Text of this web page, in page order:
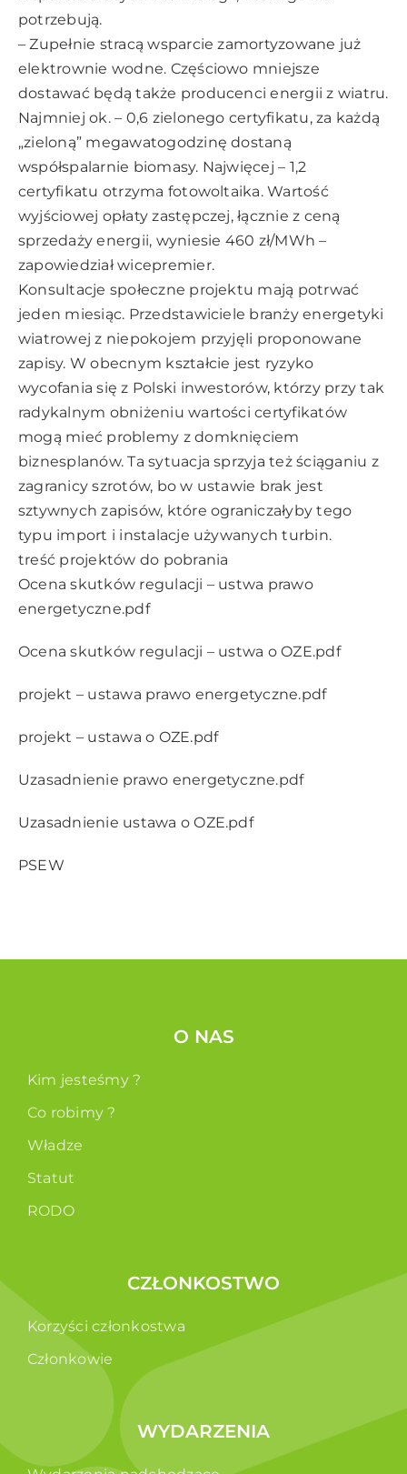
potrzebują.
– Zupełnie stracą wsparcie zamortyzowane już
elektrownie wodne. Częściowo mniejsze
dostawać będą także producenci energii z wiatru.
Najmniej ok. – 0,6 zielonego certyfikatu, za każdą
„zieloną” megawatogodzinę dostaną
współspalarnie biomasy. Najwięcej – 1,2
certyfikatu otrzyma fotowoltaika. Wartość
wyjściowej opłaty zastępczej, łącznie z ceną
sprzedaży energii, wyniesie 460 zł/MWh –
zapowiedział wicepremier.
Konsultacje społeczne projektu mają potrwać
jeden miesiąc. Przedstawiciele branży energetyki
wiatrowej z niepokojem przyjęli proponowane
zapisy. W obecnym kształcie jest ryzyko
wycofania się z Polski inwestorów, którzy przy tak
radykalnym obniżeniu wartości certyfikatów
mogą mieć problemy z domknięciem
biznesplanów. Ta sytuacja sprzyja też ściąganiu z
zagranicy szrotów, bo w ustawie brak jest
sztywnych zapisów, które ograniczałyby tego
typu import i instalacje używanych turbin.
treść projektów do pobrania
Ocena skutków regulacji – ustwa prawo
energetyczne.pdf
Ocena skutków regulacji – ustwa o OZE.pdf
projekt – ustawa prawo energetyczne.pdf
projekt – ustawa o OZE.pdf
Uzasadnienie prawo energetyczne.pdf
Uzasadnienie ustawa o OZE.pdf
PSEW
O NAS
Kim jesteśmy ?
Co robimy ?
Władze
Statut
RODO
CZŁONKOSTWO
Korzyści członkostwa
Członkowie
WYDARZENIA